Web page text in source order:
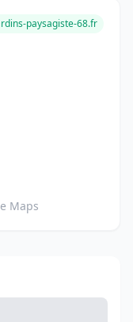
paysagiste-68.fr
Maps